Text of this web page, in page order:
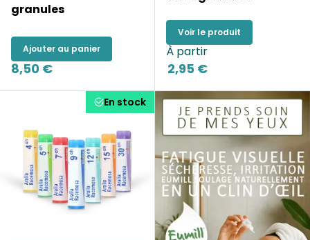
granules
Ajouter au panier
8,50 €
Voir le produit
À partir
2,95 €
En stock